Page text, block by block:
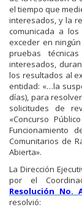
el tiempo que
interesados, y la
comunicada a
exceder en
pruebas
interesados,
los resultados al
entidad: «…la
días), para
solicitudes de
«Concurso
Funcionamiento
Comunitarios de
Abierta».
La Dirección
por el
Resolución No.
resolvió: